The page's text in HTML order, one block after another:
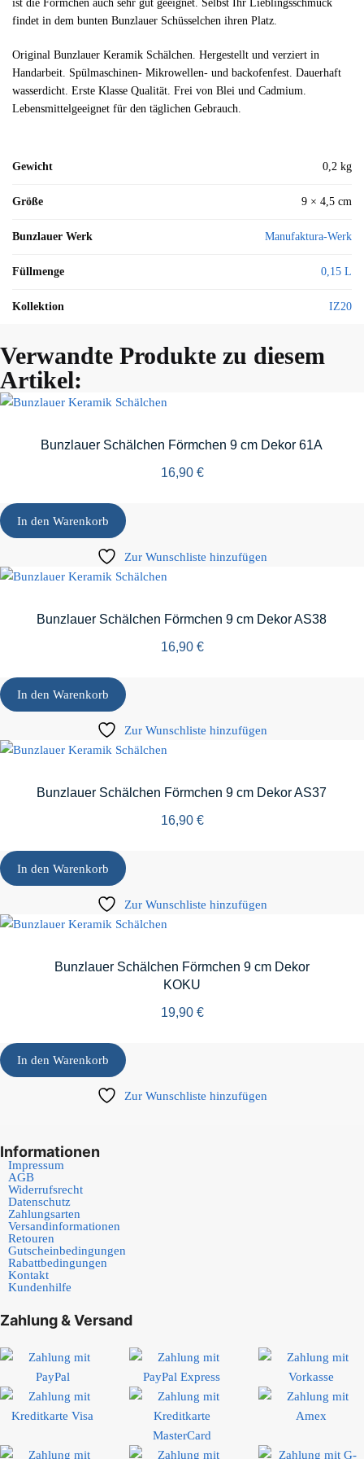
ist die Förmchen auch sehr gut geeignet. Selbst Ihr Lieblingsschmuck
findet in dem bunten Bunzlauer Schüsselchen ihren Platz.
Original Bunzlauer Keramik Schälchen. Hergestellt und verziert in
Handarbeit. Spülmaschinen- Mikrowellen- und backofenfest. Dauerhaft
wasserdicht. Erste Klasse Qualität. Frei von Blei und Cadmium.
Lebensmittelgeeignet für den täglichen Gebrauch.
Gewicht 0,2 kg
Größe 9 × 4,5 cm
Bunzlauer Werk Manufaktura-Werk
Füllmenge 0,15 L
Kollektion IZ20
Verwandte Produkte zu diesem
Artikel:
Bunzlauer Schälchen Förmchen 9 cm Dekor 61A
16,90 €
In den Warenkorb
Zur Wunschliste hinzufügen
Bunzlauer Schälchen Förmchen 9 cm Dekor AS38
16,90 €
In den Warenkorb
Zur Wunschliste hinzufügen
Bunzlauer Schälchen Förmchen 9 cm Dekor AS37
16,90 €
In den Warenkorb
Zur Wunschliste hinzufügen
Bunzlauer Schälchen Förmchen 9 cm Dekor
KOKU
19,90 €
In den Warenkorb
Zur Wunschliste hinzufügen
Informationen
Impressum
AGB
Widerrufsrecht
Datenschutz
Zahlungsarten
Versandinformationen
Retouren
Gutscheinbedingungen
Rabattbedingungen
Kontakt
Kundenhilfe
Zahlung & Versand